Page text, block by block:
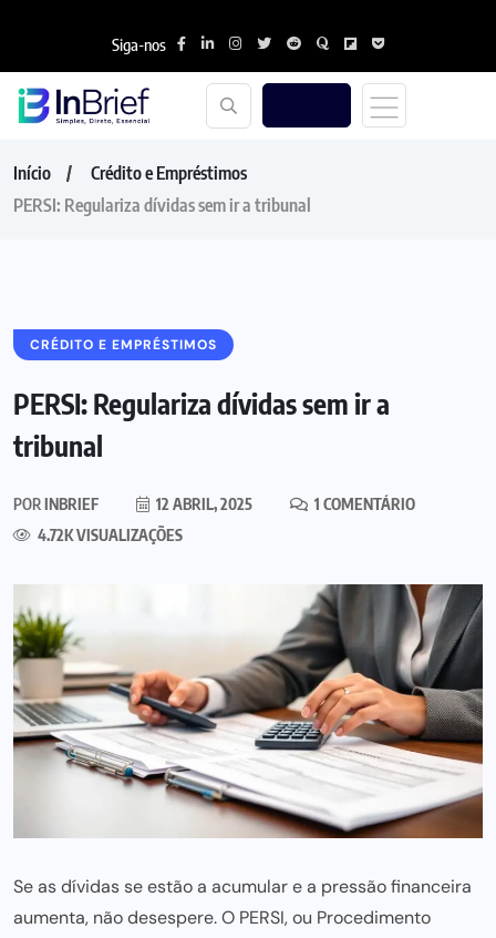
Siga-nos
Início
Crédito e Empréstimos
PERSI: Regulariza dívidas sem ir a tribunal
CRÉDITO E EMPRÉSTIMOS
PERSI: Regulariza dívidas sem ir a
tribunal
PORINBRIEF 12 ABRIL, 2025
1 COMENTÁRIO
4.72K VISUALIZAÇÕES
Se as dívidas se estão a acumular e a pressão financeira
aumenta, não desespere. O PERSI, ou Procedimento